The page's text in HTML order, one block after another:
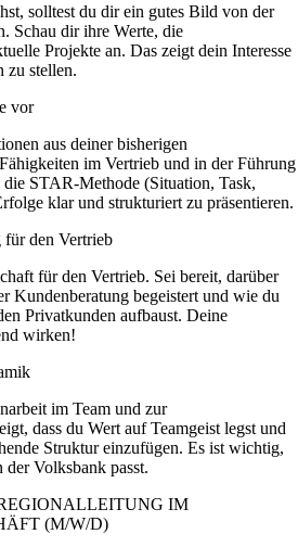
solltest du dir ein gutes Bild von der
Schau dir ihre Werte, die
Projekte an. Das zeigt dein Interesse
zu stellen.
vor
aus deiner bisherigen
im Vertrieb und in der Führung
STAR-Methode (Situation, Task,
klar und strukturiert zu präsentieren.
für den Vertrieb
für den Vertrieb. Sei bereit, darüber
Kundenberatung begeistert und wie du
Privatkunden aufbaust. Deine
wirken!
im Team und zur
dass du Wert auf Teamgeist legst und
Struktur einzufügen. Es ist wichtig,
der Volksbank passt.
IM
(M/W/D)